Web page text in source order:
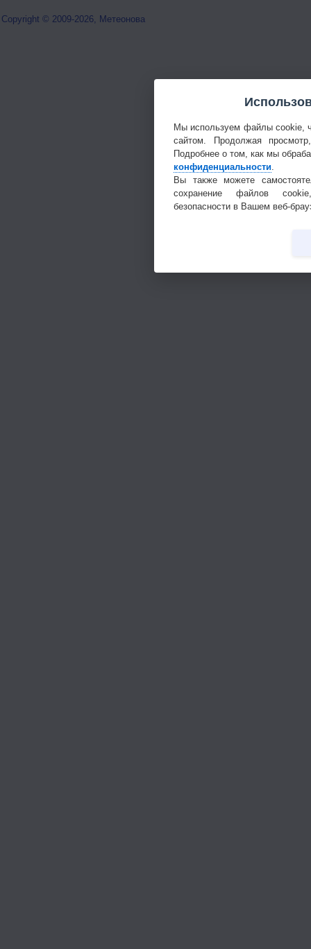
Copyright © 2009-2026, Метеонова
Мы используем файлы cookie,
сайтом. Продолжая
Подробнее о том, как мы
конфиденциальности
Вы также можете
сохранение файлов
безопасности в Вашем веб-